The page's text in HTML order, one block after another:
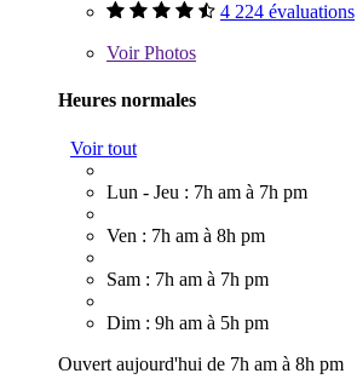
4 224 évaluations
VoirPhotos
Heures normales
Voir tout
Lun - Jeu : 7h am à 7h pm
Ven : 7h am à 8h pm
Sam : 7h am à 7h pm
Dim : 9h am à 5h pm
Ouvert aujourd'hui de 7h am à 8h pm